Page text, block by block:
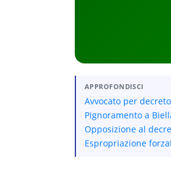
APPROFONDISCI
Avvocato per
Pignoramento a
Opposizione al
Espropriazione